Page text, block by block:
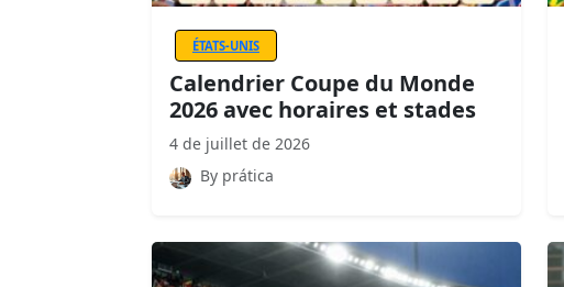
ÉTATS-UNIS
Calendrier Coupe du Monde
2026 avec horaires et stades
4 de juillet de 2026
By prática